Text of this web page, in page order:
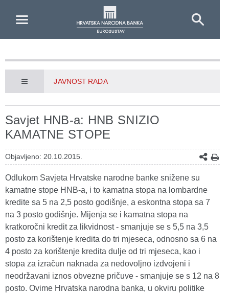
JAVNOST RADA
Savjet HNB-a: HNB SNIZIO
KAMATNE STOPE
Objavljeno: 20.10.2015.
Odlukom Savjeta Hrvatske narodne banke snižene su
kamatne stope HNB-a, i to kamatna stopa na lombardne
kredite sa 5 na 2,5 posto godišnje, a eskontna stopa sa 7
na 3 posto godišnje. Mijenja se i kamatna stopa na
kratkoročni kredit za likvidnost - smanjuje se s 5,5 na 3,5
posto za korištenje kredita do tri mjeseca, odnosno sa 6 na
4 posto za korištenje kredita dulje od tri mjeseca, kao i
stopa za izračun naknada za nedovoljno izdvojeni i
neodržavani iznos obvezne pričuve - smanjuje se s 12 na 8
posto. Ovime Hrvatska narodna banka, u okviru politike